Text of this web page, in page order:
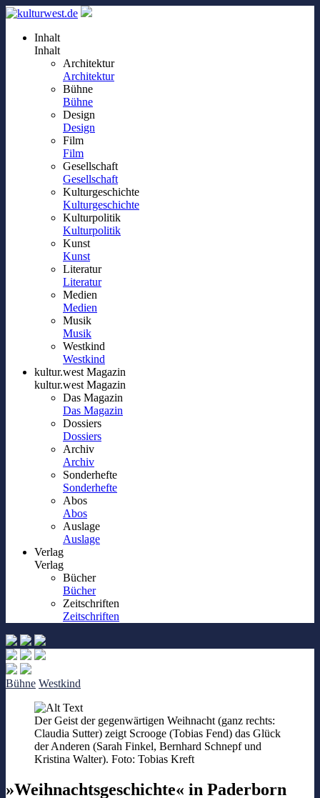
Inhalt
Inhalt
Architektur
Architektur
Bühne
Bühne
Design
Design
Film
Film
Gesellschaft
Gesellschaft
Kulturgeschichte
Kulturgeschichte
Kulturpolitik
Kulturpolitik
Kunst
Kunst
Literatur
Literatur
Medien
Medien
Musik
Musik
Westkind
Westkind
kultur.west Magazin
kultur.west Magazin
Das Magazin
Das Magazin
Dossiers
Dossiers
Archiv
Archiv
Sonderhefte
Sonderhefte
Abos
Abos
Auslage
Auslage
Verlag
Verlag
Bücher
Bücher
Zeitschriften
Zeitschriften
Bühne Westkind
Der Geist der gegenwärtigen Weihnacht (ganz rechts:
Claudia Sutter) zeigt Scrooge (Tobias Fend) das Glück
der Anderen (Sarah Finkel, Bernhard Schnepf und
Kristina Walter). Foto: Tobias Kreft
»Weihnachtsgeschichte« in Paderborn